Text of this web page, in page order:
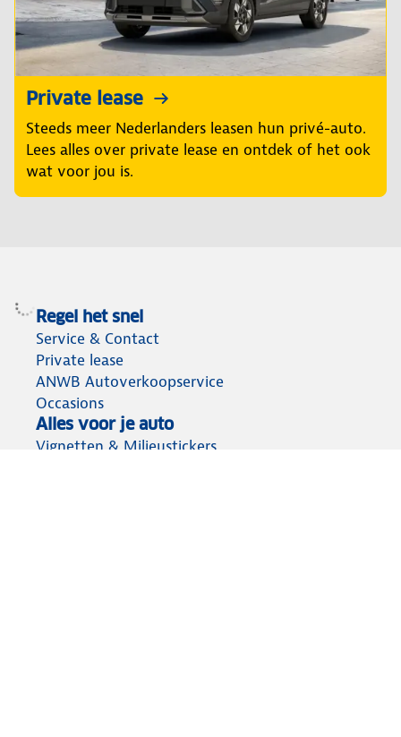
Private lease
Steeds meer Nederlanders leasen hun privé-auto.
Lees alles over private lease en ontdek of het ook
wat voor jou is.
Regel het snel
Service & Contact
Private lease
ANWB Autoverkoopservice
Occasions
Alles voor je auto
Vignetten & Milieustickers